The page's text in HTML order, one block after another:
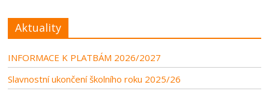
Aktuality
INFORMACE K PLATBÁM 2026/2027
Slavnostní ukončení školního roku 2025/26